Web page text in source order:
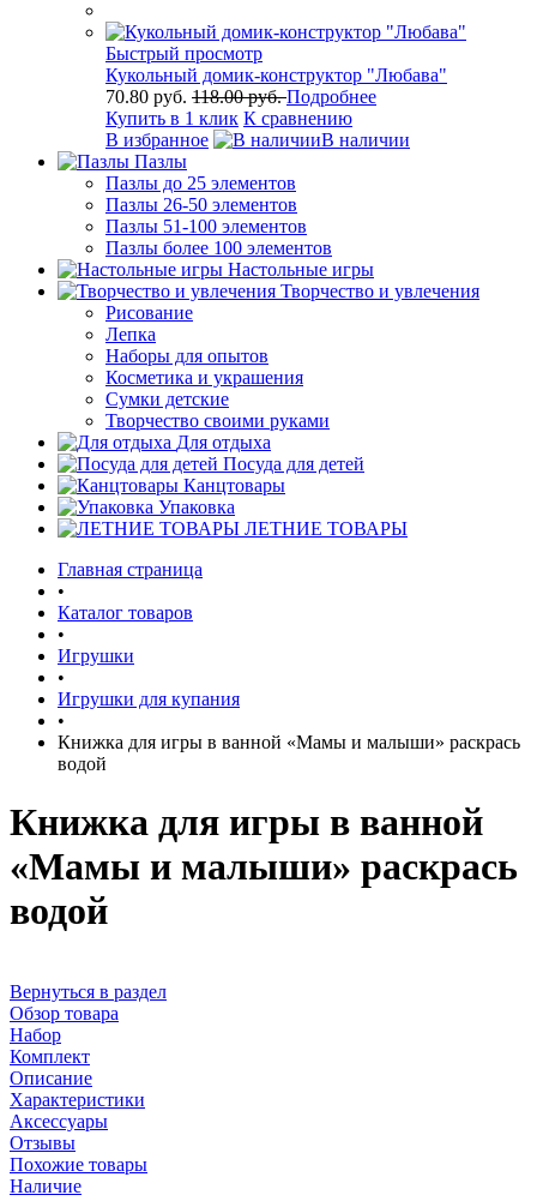
Быстрый просмотр
Кукольный домик-конструктор "Любава"
70.80 руб. 118.00 руб.Подробнее
Купить в 1 клик К сравнению
В избранное
В наличии
Пазлы
Пазлы до 25 элементов
Пазлы 26-50 элементов
Пазлы 51-100 элементов
Пазлы более 100 элементов
Настольные игры
Творчество и увлечения
Рисование
Лепка
Наборы для опытов
Косметика и украшения
Сумки детские
Творчество своими руками
Для отдыха
Посуда для детей
Канцтовары
Упаковка
ЛЕТНИЕ ТОВАРЫ
Главная страница
•
Каталог товаров
•
Игрушки
•
Игрушки для купания
•
Книжка для игры в ванной «Мамы и малыши» раскрась
водой
Книжка для игры в ванной
«Мамы и малыши» раскрась
водой
Вернуться в раздел
Обзор товара
Набор
Комплект
Описание
Характеристики
Аксессуары
Отзывы
Похожие товары
Наличие